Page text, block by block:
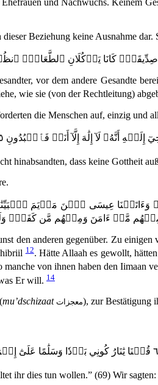
und Nachwuchs. Keinem
Beziehung keine Ausnahme
كَانَا يَأۡكُلَانِ ٱلطَّعَامَۗ ٱنظُرۡ
vor dem andere Gesandte
wie sie (von der Rechtleitung)
die Menschen auf, einzig und
أَنَّهُۥ لَآ إِلَٰهَ إِلَّآ أَنَا۠ فَٱعۡبُدُونِ ٢٥
hinabsandten, dass keine Gottheit
عِيسَى ٱبۡنَ مَرۡيَمَ ٱلۡبَيِّنَٰتِ
ءَامَنَ وَمِنۡهُم مَّن كَفَرَۚ وَلَوۡ شَآءَ
den anderen gegenüber. Zu
12. Hätte Allaah es gewollt,
von ihnen haben den Iimaan
Er will. 14
mu’dschizaat معجزات), zur Bestätigung
ihr dies tun wollen.” (69) Wir